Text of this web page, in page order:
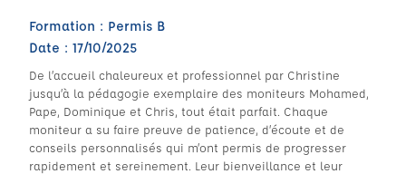
Formation : Permis B
Date : 17/10/2025
De l’accueil chaleureux et professionnel par Christine
jusqu’à la pédagogie exemplaire des moniteurs Mohamed,
Pape, Dominique et Chris, tout était parfait. Chaque
moniteur a su faire preuve de patience, d’écoute et de
conseils personnalisés qui m’ont permis de progresser
rapidement et sereinement. Leur bienveillance et leur